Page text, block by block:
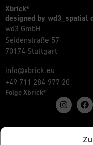
Xbrick®
designed by wd3_spatial
wd3 GmbH
Seidenstraße 57
70174 Stuttgart
info@xbrick.eu
+49 711 284 977 20
Folge Xbrick®